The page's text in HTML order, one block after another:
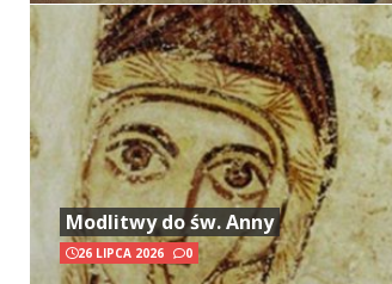
Modlitwy do św. Anny
26 LIPCA 2026 0